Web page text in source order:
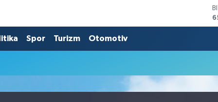
Spor Turizm Otomotiv